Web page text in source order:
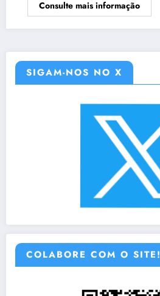
Consulte mais informação
SIGAM-NOS NO X
COLABORE COM O SITE!